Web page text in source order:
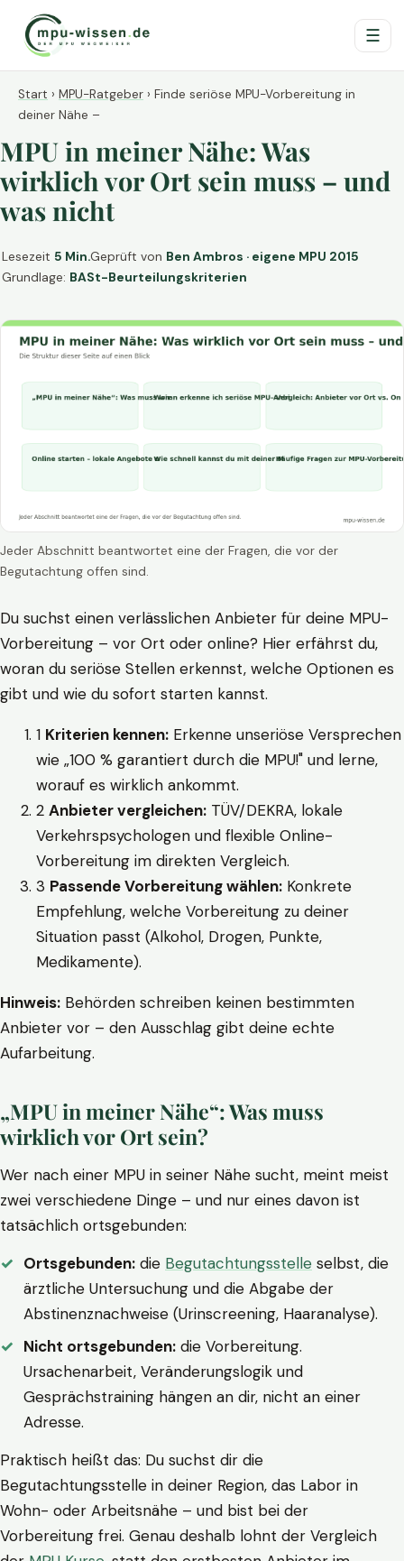
☰
Start › MPU-Ratgeber › Finde seriöse MPU-Vorbereitung in
deiner Nähe –
MPU in meiner Nähe: Was
wirklich vor Ort sein muss – und
was nicht
Lesezeit 5 Min.Geprüft von Ben Ambros · eigene MPU 2015
Grundlage: BASt-Beurteilungskriterien
Jeder Abschnitt beantwortet eine der Fragen, die vor der
Begutachtung offen sind.
Du suchst einen verlässlichen Anbieter für deine MPU-
Vorbereitung – vor Ort oder online? Hier erfährst du,
woran du seriöse Stellen erkennst, welche Optionen es
gibt und wie du sofort starten kannst.
1 Kriterien kennen: Erkenne unseriöse Versprechen
wie „100 % garantiert durch die MPU!" und lerne,
worauf es wirklich ankommt.
2 Anbieter vergleichen: TÜV/DEKRA, lokale
Verkehrspsychologen und flexible Online-
Vorbereitung im direkten Vergleich.
3 Passende Vorbereitung wählen: Konkrete
Empfehlung, welche Vorbereitung zu deiner
Situation passt (Alkohol, Drogen, Punkte,
Medikamente).
Hinweis: Behörden schreiben keinen bestimmten
Anbieter vor – den Ausschlag gibt deine echte
Aufarbeitung.
„MPU in meiner Nähe“: Was muss
wirklich vor Ort sein?
Wer nach einer MPU in seiner Nähe sucht, meint meist
zwei verschiedene Dinge – und nur eines davon ist
tatsächlich ortsgebunden:
Ortsgebunden: die Begutachtungsstelle selbst, die
ärztliche Untersuchung und die Abgabe der
Abstinenznachweise (Urinscreening, Haaranalyse).
Nicht ortsgebunden: die Vorbereitung.
Ursachenarbeit, Veränderungslogik und
Gesprächstraining hängen an dir, nicht an einer
Adresse.
Praktisch heißt das: Du suchst dir die
Begutachtungsstelle in deiner Region, das Labor in
Wohn- oder Arbeitsnähe – und bist bei der
Vorbereitung frei. Genau deshalb lohnt der Vergleich